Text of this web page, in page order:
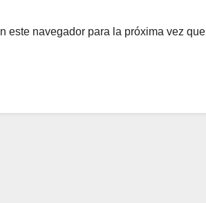
este navegador para la próxima vez